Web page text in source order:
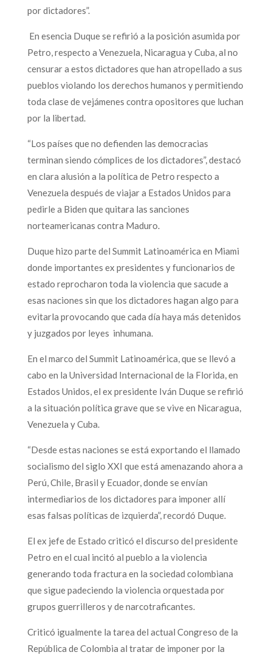
por dictadores”.
En esencia Duque se refirió a la posición asumida por
Petro, respecto a Venezuela, Nicaragua y Cuba, al no
censurar a estos dictadores que han atropellado a sus
pueblos violando los derechos humanos y permitiendo
toda clase de vejámenes contra opositores que luchan
por la libertad.
“Los países que no defienden las democracias
terminan siendo cómplices de los dictadores”, destacó
en clara alusión a la política de Petro respecto a
Venezuela después de viajar a Estados Unidos para
pedirle a Biden que quitara las sanciones
norteamericanas contra Maduro.
Duque hizo parte del Summit Latinoamérica en Miami
donde importantes ex presidentes y funcionarios de
estado reprocharon toda la violencia que sacude a
esas naciones sin que los dictadores hagan algo para
evitarla provocando que cada día haya más detenidos
y juzgados por leyes inhumana.
En el marco del Summit Latinoamérica, que se llevó a
cabo en la Universidad Internacional de la Florida, en
Estados Unidos, el ex presidente Iván Duque se refirió
a la situación política grave que se vive en Nicaragua,
Venezuela y Cuba.
“Desde estas naciones se está exportando el llamado
socialismo del siglo XXI que está amenazando ahora a
Perú, Chile, Brasil y Ecuador, donde se envían
intermediarios de los dictadores para imponer allí
esas falsas políticas de izquierda”, recordó Duque.
El ex jefe de Estado criticó el discurso del presidente
Petro en el cual incitó al pueblo a la violencia
generando toda fractura en la sociedad colombiana
que sigue padeciendo la violencia orquestada por
grupos guerrilleros y de narcotraficantes.
Criticó igualmente la tarea del actual Congreso de la
República de Colombia al tratar de imponer por la